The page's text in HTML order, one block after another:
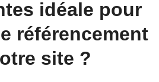
idéale pour
référencement
site ?